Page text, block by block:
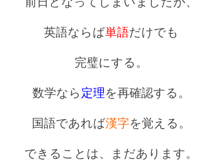
英語ならば単語だけでも
完璧にする。
数学なら 定理を再確認する。
国語であれば漢字を覚える。
できることは、まだあります。